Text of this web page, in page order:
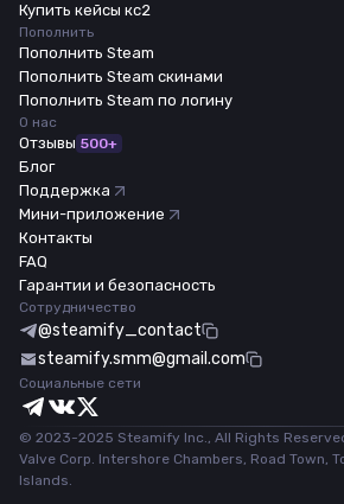
Купить кейсы кс2
Пополнить
Пополнить Steam
Пополнить Steam скинами
Пополнить Steam по логину
О нас
Отзывы 500+
Блог
Поддержка
Мини-приложение
Контакты
FAQ
Гарантии и безопасность
Сотрудничество
@steamify_contact
steamify.smm@gmail.com
Социальные сети
© 2023-2025 Steamify Inc., All Rights
Valve Corp. Intershore Chambers, Road Town,
Islands.